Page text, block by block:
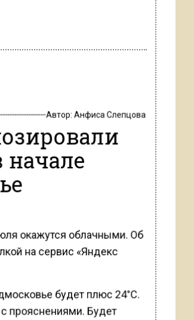
Автор: Анфиса Слепцова
окажутся облачными. Об
на сервис «Яндекс
будет плюс 24°C.
прояснениями. Будет